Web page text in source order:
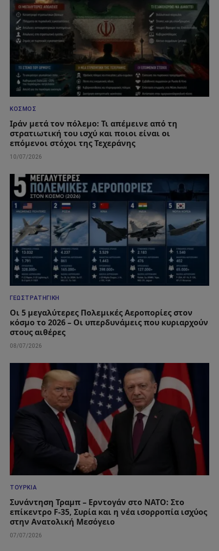
ΚΌΣΜΟΣ
Ιράν μετά τον πόλεμο: Τι απέμεινε από τη
στρατιωτική του ισχύ και ποιοι είναι οι
επόμενοι στόχοι της Τεχεράνης
10/07/2026
ΓΕΩΣΤΡΑΤΗΓΙΚΉ
Οι 5 μεγαλύτερες Πολεμικές Αεροπορίες στον
κόσμο το 2026 – Οι υπερδυνάμεις που κυριαρχούν
στους αιθέρες
08/07/2026
ΤΟΥΡΚΊΑ
Συνάντηση Τραμπ – Ερντογάν στο ΝΑΤΟ: Στο
επίκεντρο F-35, Συρία και η νέα ισορροπία ισχύος
στην Ανατολική Μεσόγειο
07/07/2026